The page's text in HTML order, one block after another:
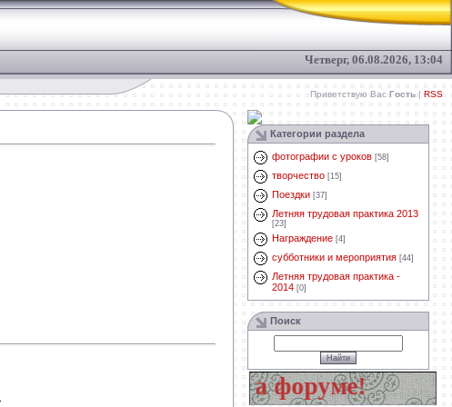
Четверг, 06.08.2026, 13:04
Приветствую Вас Гость | RSS
Категории раздела
фотографии с уроков [58]
творчество [15]
Поездки [37]
Летняя трудовая практика 2013
[23]
Награждение [4]
субботники и мероприятия [44]
Летняя трудовая практика -
2014 [0]
Поиск
Задай свой вопрос на форуме!